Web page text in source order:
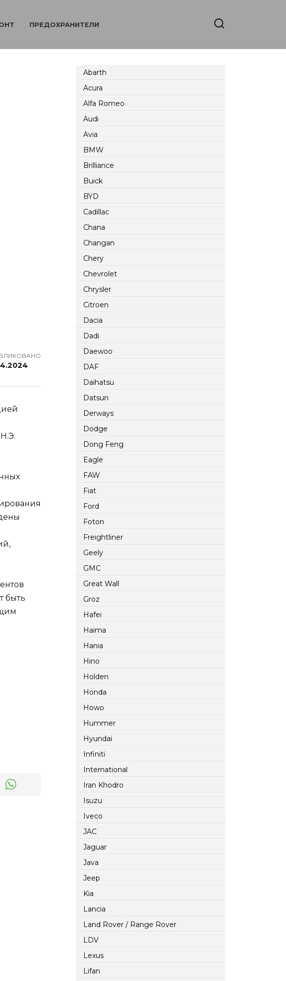
ПРЕДОХРАНИТЕЛИ
быть
Abarth
Acura
Alfa Romeo
Audi
Avia
BMW
Brilliance
Buick
BYD
Cadillac
Chana
Changan
Chery
Chevrolet
Chrysler
Citroen
Dacia
Dadi
Daewoo
DAF
Daihatsu
Datsun
Derways
Dodge
Dong Feng
Eagle
FAW
Fiat
Ford
Foton
Freightliner
Geely
GMC
Great Wall
Groz
Hafei
Haima
Hania
Hino
Holden
Honda
Howo
Hummer
Hyundai
Infiniti
International
Iran Khodro
Isuzu
Iveco
JAC
Jaguar
Java
Jeep
Kia
Lancia
Land Rover / Range Rover
LDV
Lexus
Lifan